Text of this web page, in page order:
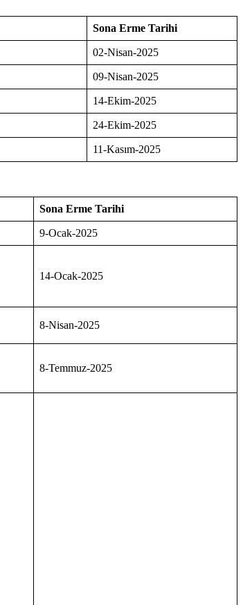
Sona Erme Tarihi
02-Nisan-2025
09-Nisan-2025
14-Ekim-2025
24-Ekim-2025
11-Kasım-2025
Sona Erme Tarihi
9-Ocak-2025
14-Ocak-2025
8-Nisan-2025
8-Temmuz-2025